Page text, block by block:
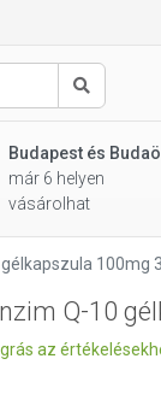
Keresés
Budapest és
már 6 helyen
vásárolhat
100mg
Q-10
az